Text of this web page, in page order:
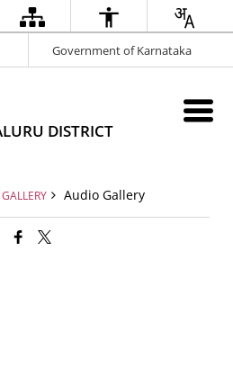
Government of Karnataka
DISTRICT
Audio Gallery